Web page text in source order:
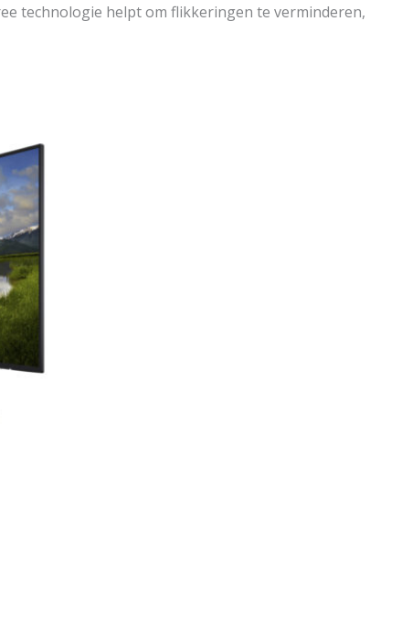
technologie helpt om flikkeringen te verminderen,